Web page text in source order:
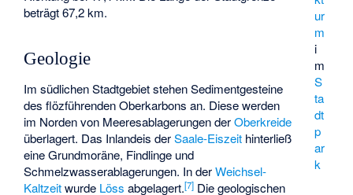
ur
m
i
m
S
ta
dt
p
ar
k
beträgt 67,2 km.
Geologie
Im südlichen Stadtgebiet stehen Sedimentgesteine
des flözführenden Oberkarbons an. Diese werden
im Norden von Meeresablagerungen derOberkreide
überlagert. Das Inlandeis derSaale-Eiszeit hinterließ
eine Grundmoräne, Findlinge und
Schmelzwasserablagerungen. In derWeichsel-
Kaltzeitwurde Löss abgelagert.[7] Die geologischen